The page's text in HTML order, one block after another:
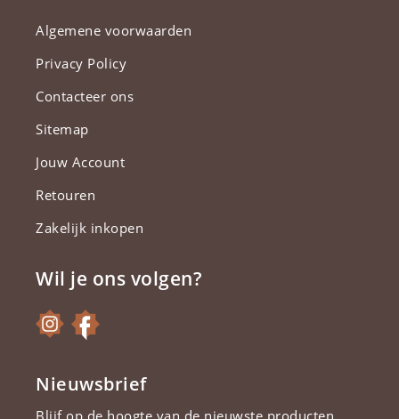
Algemene voorwaarden
Privacy Policy
Contacteer ons
Sitemap
Jouw Account
Retouren
Zakelijk inkopen
Wil je ons volgen?
Nieuwsbrief